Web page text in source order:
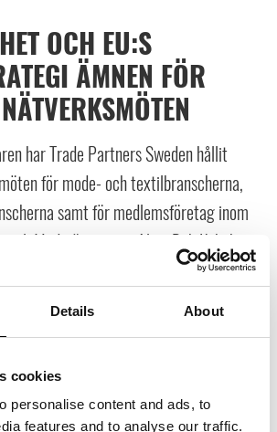
Details About
cookies
personalise content and ads, to
features and to analyse our traffic.
OCH EU:S
ÄMNEN FÖR
har Trade Partners Sweden hållit
för mode- och textilbranscherna,
samt för medlemsföretag inom
Med gäster som Alice Bah Kuhnke,
och Stefan Rydin är det tydligt att
just nu står högt på agendan.